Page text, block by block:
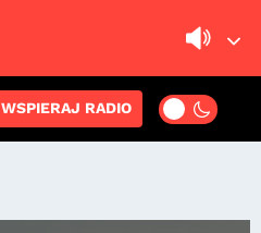
WSPIERAJ RADIO